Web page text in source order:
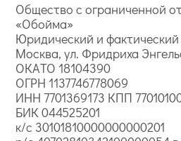
Общество с ограниченной
«Обойма»
Юридический и фактический
Москва, ул. Фридриха
ОКАТО 18104390
ОГРН 1137746778069
ИНН 7701369173 КПП
БИК 044525201
к/с 30101810000000000201